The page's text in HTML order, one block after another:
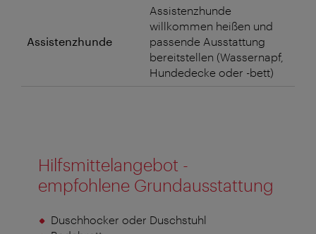
Assistenzhunde
Assistenzhunde
willkommen heißen und
passende Ausstattung
bereitstellen (Wassernapf,
Hundedecke oder -bett)
Hilfsmittelangebot -
empfohlene Grundausstattung
Duschhocker oder Duschstuhl